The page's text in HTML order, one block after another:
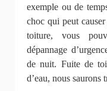
exemple ou de
choc qui peut
toiture, vous
dépannage
de nuit. Fuite de
d’eau, nous saurons